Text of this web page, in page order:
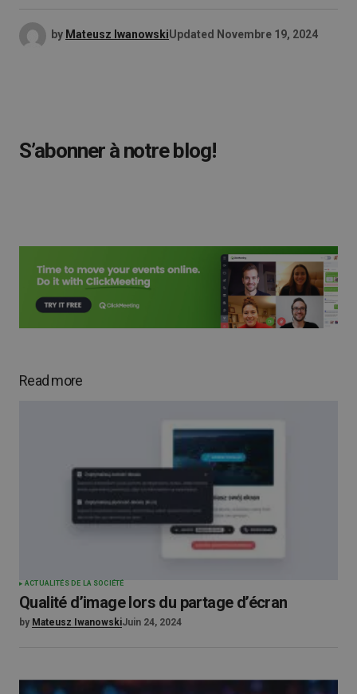
by Mateusz IwanowskiUpdated Novembre 19, 2024
S’abonner à notre blog!
Read more
ACTUALITÉS DE LA SOCIÉTÉ
Qualité d’image lors du partage d’écran
by Mateusz IwanowskiJuin 24, 2024